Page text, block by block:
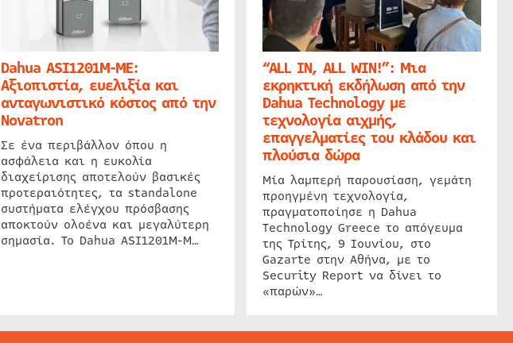
Dahua ASI1201M-ME:
Αξιοπιστία, ευελιξία και
ανταγωνιστικό κόστος από την
Novatron
Σε ένα περιβάλλον όπου η
ασφάλεια και η ευκολία
διαχείρισης αποτελούν βασικές
προτεραιότητες, τα standalone
συστήματα ελέγχου πρόσβασης
αποκτούν ολοένα και μεγαλύτερη
σημασία. Το Dahua ASI1201M-M…
“ALL IN, ALL WIN!”: Μια
εκρηκτική εκδήλωση από την
Dahua Technology με
τεχνολογία αιχμής,
επαγγελματίες του κλάδου και
πλούσια δώρα
Μία λαμπερή παρουσίαση, γεμάτη
προηγμένη τεχνολογία,
πραγματοποίησε η Dahua
Technology Greece το απόγευμα
της Τρίτης, 9 Ιουνίου, στο
Gazarte στην Αθήνα, με το
Security Report να δίνει το
«παρών»…